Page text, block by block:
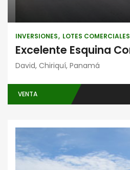
INVERSIONES LOTES COMERCIALES
David, Chiriquí, Panamá
VENTA